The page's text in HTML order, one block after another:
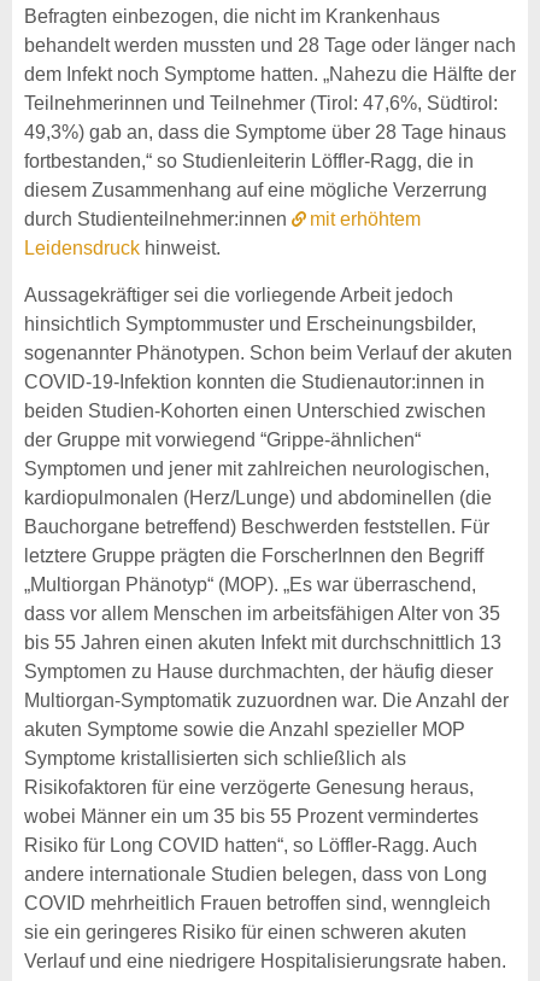
Befragten einbezogen, die nicht im Krankenhaus
behandelt werden mussten und 28 Tage oder länger nach
dem Infekt noch Symptome hatten. „Nahezu die Hälfte der
Teilnehmerinnen und Teilnehmer (Tirol: 47,6%, Südtirol:
49,3%) gab an, dass die Symptome über 28 Tage hinaus
fortbestanden,“ so Studienleiterin Löffler-Ragg, die in
diesem Zusammenhang auf eine mögliche Verzerrung
durch Studienteilnehmer:innen
mit erhöhtem
Leidensdruck hinweist.
Aussagekräftiger sei die vorliegende Arbeit jedoch
hinsichtlich Symptommuster und Erscheinungsbilder,
sogenannter Phänotypen. Schon beim Verlauf der akuten
COVID-19-Infektion konnten die Studienautor:innen in
beiden Studien-Kohorten einen Unterschied zwischen
der Gruppe mit vorwiegend “Grippe-ähnlichen“
Symptomen und jener mit zahlreichen neurologischen,
kardiopulmonalen (Herz/Lunge) und abdominellen (die
Bauchorgane betreffend) Beschwerden feststellen. Für
letztere Gruppe prägten die ForscherInnen den Begriff
„Multiorgan Phänotyp“ (MOP). „Es war überraschend,
dass vor allem Menschen im arbeitsfähigen Alter von 35
bis 55 Jahren einen akuten Infekt mit durchschnittlich 13
Symptomen zu Hause durchmachten, der häufig dieser
Multiorgan-Symptomatik zuzuordnen war. Die Anzahl der
akuten Symptome sowie die Anzahl spezieller MOP
Symptome kristallisierten sich schließlich als
Risikofaktoren für eine verzögerte Genesung heraus,
wobei Männer ein um 35 bis 55 Prozent vermindertes
Risiko für Long COVID hatten“, so Löffler-Ragg. Auch
andere internationale Studien belegen, dass von Long
COVID mehrheitlich Frauen betroffen sind, wenngleich
sie ein geringeres Risiko für einen schweren akuten
Verlauf und eine niedrigere Hospitalisierungsrate haben.